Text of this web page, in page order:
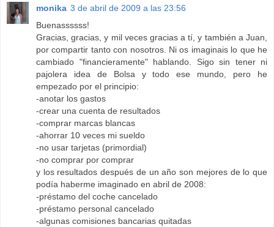
monika 3 de abril de 2009 a las 23:56
Buenassssss!
Gracias, gracias, y mil veces gracias a tí, y también a Juan,
por compartir tanto con nosotros. Ni os imaginais lo que he
cambiado "financieramente" hablando. Sigo sin tener ni
pajolera idea de Bolsa y todo ese mundo, pero he
empezado por el principio:
-anotar los gastos
-crear una cuenta de resultados
-comprar marcas blancas
-ahorrar 10 veces mi sueldo
-no usar tarjetas (primordial)
-no comprar por comprar
y los resultados después de un año son mejores de lo que
podía haberme imaginado en abril de 2008:
-préstamo del coche cancelado
-préstamo personal cancelado
-algunas comisiones bancarias quitadas